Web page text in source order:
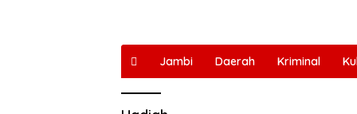
Jambi Daerah Kriminal